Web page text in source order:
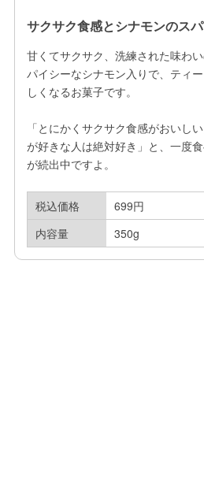
サクサク食感とシナモンのス
甘くてサクサク、洗練された味わ
パイシーなシナモン入りで、ティ
しくなるお菓子です。
「とにかくサクサク食感がおいし
が好きな人は絶対好き」と、一度
が続出中ですよ。
税込価格
699円
内容量
350g